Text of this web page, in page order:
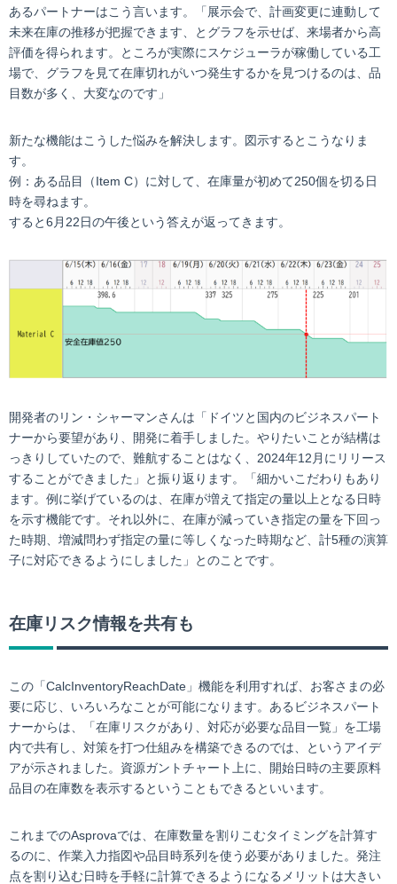
あるパートナーはこう言います。「展示会で、計画変更に連動して
未来在庫の推移が把握できます、とグラフを示せば、来場者から高
評価を得られます。ところが実際にスケジューラが稼働している工
場で、グラフを見て在庫切れがいつ発生するかを見つけるのは、品
目数が多く、大変なのです」
新たな機能はこうした悩みを解決します。図示するとこうなりま
す。
例：ある品目（Item C）に対して、在庫量が初めて250個を切る日
時を尋ねます。
すると6月22日の午後という答えが返ってきます。
開発者のリン・シャーマンさんは「ドイツと国内のビジネスパート
ナーから要望があり、開発に着手しました。やりたいことが結構は
っきりしていたので、難航することはなく、2024年12月にリリース
することができました」と振り返ります。「細かいこだわりもあり
ます。例に挙げているのは、在庫が増えて指定の量以上となる日時
を示す機能です。それ以外に、在庫が減っていき指定の量を下回っ
た時期、増減問わず指定の量に等しくなった時期など、計5種の演算
子に対応できるようにしました」とのことです。
在庫リスク情報を共有も
この「CalcInventoryReachDate」機能を利用すれば、お客さまの必
要に応じ、いろいろなことが可能になります。あるビジネスパート
ナーからは、「在庫リスクがあり、対応が必要な品目一覧」を工場
内で共有し、対策を打つ仕組みを構築できるのでは、というアイデ
アが示されました。資源ガントチャート上に、開始日時の主要原料
品目の在庫数を表示するということもできるといいます。
これまでのAsprovaでは、在庫数量を割りこむタイミングを計算す
るのに、作業入力指図や品目時系列を使う必要がありました。発注
点を割り込む日時を手軽に計算できるようになるメリットは大きい